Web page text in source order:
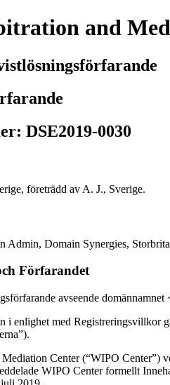
and
DSE2019-0030
företrädd av A. J., Sverige.
Admin, Domain Synergies,
Förfarandet
avseende domännamnet
i enlighet med Registreringsvillkor
Center (“WIPO Center”)
WIPO Center formellt